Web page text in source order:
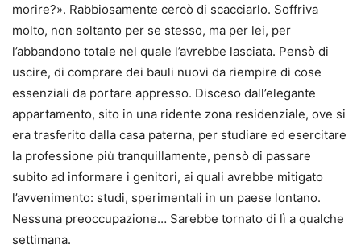
morire?». Rabbiosamente cercò di scacciarlo. Soffriva
molto, non soltanto per se stesso, ma per lei, per
l’abbandono totale nel quale l’avrebbe lasciata. Pensò di
uscire, di comprare dei bauli nuovi da riempire di cose
essenziali da portare appresso. Disceso dall’elegante
appartamento, sito in una ridente zona residenziale, ove si
era trasferito dalla casa paterna, per studiare ed esercitare
la professione più tranquillamente, pensò di passare
subito ad informare i genitori, ai quali avrebbe mitigato
l’avvenimento: studi, sperimentali in un paese lontano.
Nessuna preoccupazione… Sarebbe tornato di lì a qualche
settimana.